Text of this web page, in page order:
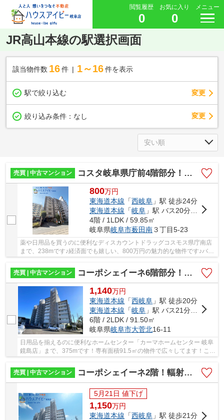
閲覧履歴
0
お気に入り
0
メニュー
JR高山本線の駅選択画面
該当物件数 16件 1～16 件を表示
駅で絞り込む 変更
絞り込み条件： なし 変更
売買 | 中古マンション コスタ岐阜県庁前4階部分！広々カウンターキッチン！お風呂に窓あります♪一部リフォーム済み！
800万円
東海道本線 「西岐阜 」駅 徒歩24分
東海道本線 「岐阜 」駅 バス20分 「県庁（岐阜県）」 停歩4分
4階 / 1LDK / 59.85㎡
岐阜県岐阜市薮田南３丁目5-23
薬や日用品を買うのに便利なディスカウントドラッグコスモス県庁南店
まで、238mです♪経済面でも嬉しい、800万円の魅力的な物件です♪バル
売買 | 中古マンション
コーポシェイーネ6階部分！リフォーム物件！ペットの飼育可能なマンション♪敷地内駐車場あり！
1,140万円
東海道本線 「西岐阜 」駅 徒歩20分
東海道本線 「岐阜 」駅 バス21分 「西鏡島」 停歩4分
6階 / 2LDK / 91.50㎡
岐阜県岐阜市大菅北16-11
日用品を揃えるのに便利なホームセンター「カーマホームセンター 岐阜
鏡島店」まで、375mです！専有面積91.5㎡の物件で広々してます！こち
売買 | 中古マンション
コーポシェイーネ2階！輻射式全館空調エフコンシステム搭載！ペット飼育可能なマンション！駐車場確保あり
5月21日 値下げ
1,150万円
東海道本線 「西岐阜」駅 徒歩21分